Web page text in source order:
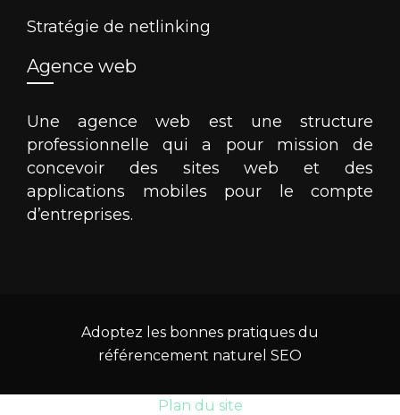
Stratégie de netlinking
Agence web
Une agence web est une structure
professionnelle qui a pour mission de
concevoir des sites web et des
applications mobiles pour le compte
d’entreprises.
Adoptez les bonnes pratiques du
référencement naturel SEO
Plan du site